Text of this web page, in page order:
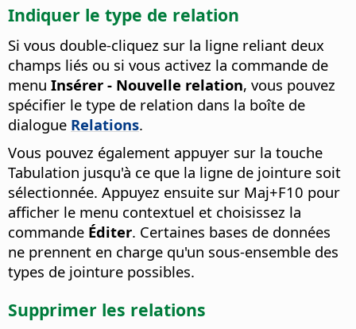
Indiquer le type de relation
Si vous double-cliquez sur la ligne reliant deux
champs liés ou si vous activez la commande de
menu Insérer - Nouvelle relation, vous pouvez
spécifier le type de relation dans la boîte de
dialogue Relations.
Vous pouvez également appuyer sur la touche
Tabulation jusqu'à ce que la ligne de jointure soit
sélectionnée. Appuyez ensuite sur Maj+F10 pour
afficher le menu contextuel et choisissez la
commande Éditer. Certaines bases de données
ne prennent en charge qu'un sous-ensemble des
types de jointure possibles.
Supprimer les relations